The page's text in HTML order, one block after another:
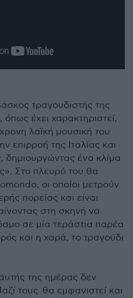
τραγουδιστής της
έχει χαρακτηριστεί,
λαϊκή μουσική του
επιρροή της Ιταλίας και
δημιουργώντας ένα κλίμα
Στο πλευρό του θα
οι οποίοι μετρούν
πορείας και είναι
στη σκηνή να
σε μία τεράστια παρέα
και η χαρά, το τραγούδι
της ημέρας δεν
τους θα εμφανιστεί και